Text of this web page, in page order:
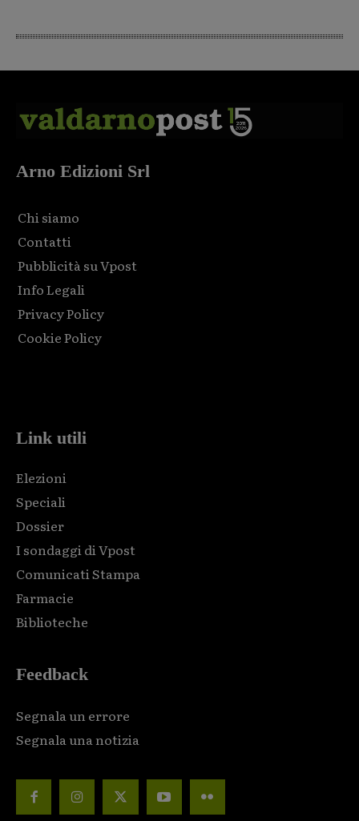
Arno Edizioni Srl
Chi siamo
Contatti
Pubblicità su Vpost
Info Legali
Privacy Policy
Cookie Policy
Link utili
Elezioni
Speciali
Dossier
I sondaggi di Vpost
Comunicati Stampa
Farmacie
Biblioteche
Feedback
Segnala un errore
Segnala una notizia